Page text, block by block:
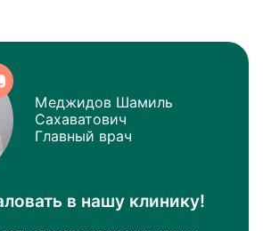
Меджидов Шамиль
Сахаватович
Главный врач
в нашу клинику!